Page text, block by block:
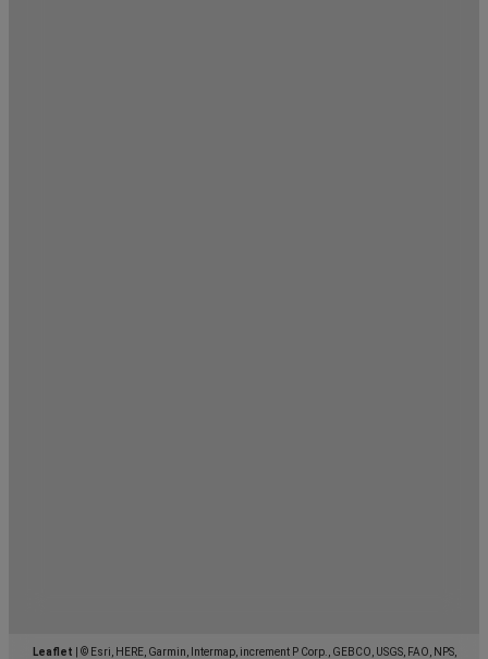
Leaflet
© Esri, HERE, Garmin, Intermap, increment P Corp., GEBCO, USGS, FAO, NPS,